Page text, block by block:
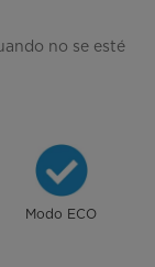
no se esté
Modo ECO